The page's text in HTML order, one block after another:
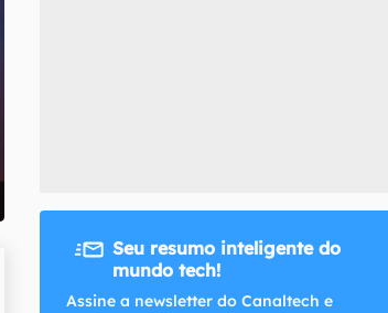
Seu resumo inteligente do
mundo tech!
Assine a newsletter do Canaltech e